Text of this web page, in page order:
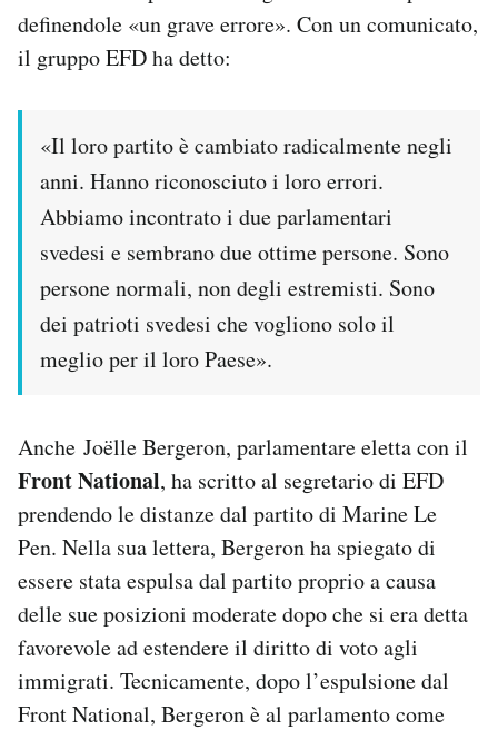
definendole «un grave errore». Con un comunicato,
il gruppo EFD ha detto:
«Il loro partito è cambiato radicalmente negli
anni. Hanno riconosciuto i loro errori.
Abbiamo incontrato i due parlamentari
svedesi e sembrano due ottime persone. Sono
persone normali, non degli estremisti. Sono
dei patrioti svedesi che vogliono solo il
meglio per il loro Paese».
Anche Joëlle Bergeron, parlamentare eletta con il
Front National, ha scritto al segretario di EFD
prendendo le distanze dal partito di Marine Le
Pen. Nella sua lettera, Bergeron ha spiegato di
essere stata espulsa dal partito proprio a causa
delle sue posizioni moderate dopo che si era detta
favorevole ad estendere il diritto di voto agli
immigrati. Tecnicamente, dopo l’espulsione dal
Front National, Bergeron è al parlamento come